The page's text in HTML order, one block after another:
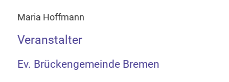
Maria Hoffmann
Veranstalter
Ev. Brückengemeinde Bremen